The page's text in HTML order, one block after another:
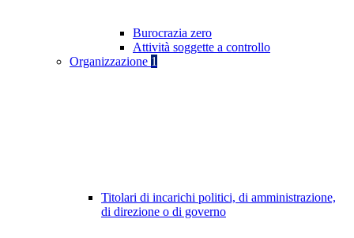
Burocrazia zero
Attività soggette a controllo
Organizzazione 1
Titolari di incarichi politici, di amministrazione,
di direzione o di governo